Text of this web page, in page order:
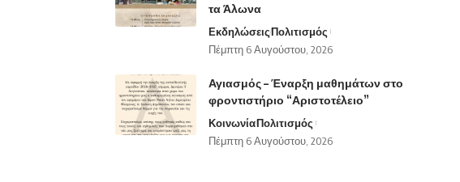
τα Άλωνα
ΕκδηλώσειςΠολιτισμός
Πέμπτη 6 Αυγούστου, 2026
Αγιασμός – Έναρξη μαθημάτων στο
φροντιστήριο “Αριστοτέλειο”
ΚοινωνίαΠολιτισμός
Πέμπτη 6 Αυγούστου, 2026